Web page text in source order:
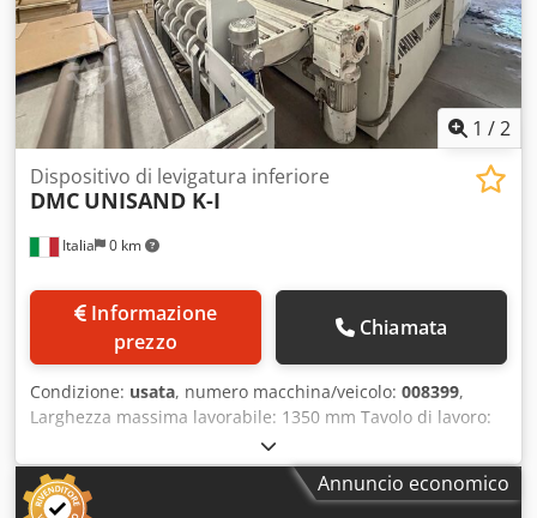
1 /2
Italia 0 km
Dispositivo di levigatura inferiore
DMC UNISAND K-I
prezzo
Chiamata
Condizione: usata, numero macchina/veicolo: 008399,
Larghezza massima lavorabile: 1350 mm Tavolo di lavoro:
altezza fissa Crjdpfx Ajy I Tm Heirof Numero di unità
operatrici: 4 pz
Annuncio economico